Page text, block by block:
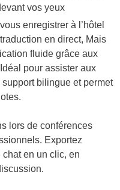
vos yeux
enregistrer à l’hôtel
en direct, Mais
fluide grâce aux
pour assister aux
bilingue et permet
lors de conférences
Exportez
en un clic, en